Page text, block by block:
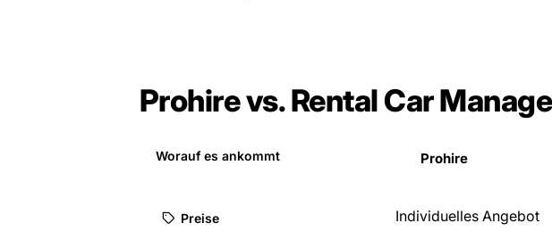
Prohire vs. Rental Car
Worauf es ankommt Prohire
Preise Individuelles Angebot